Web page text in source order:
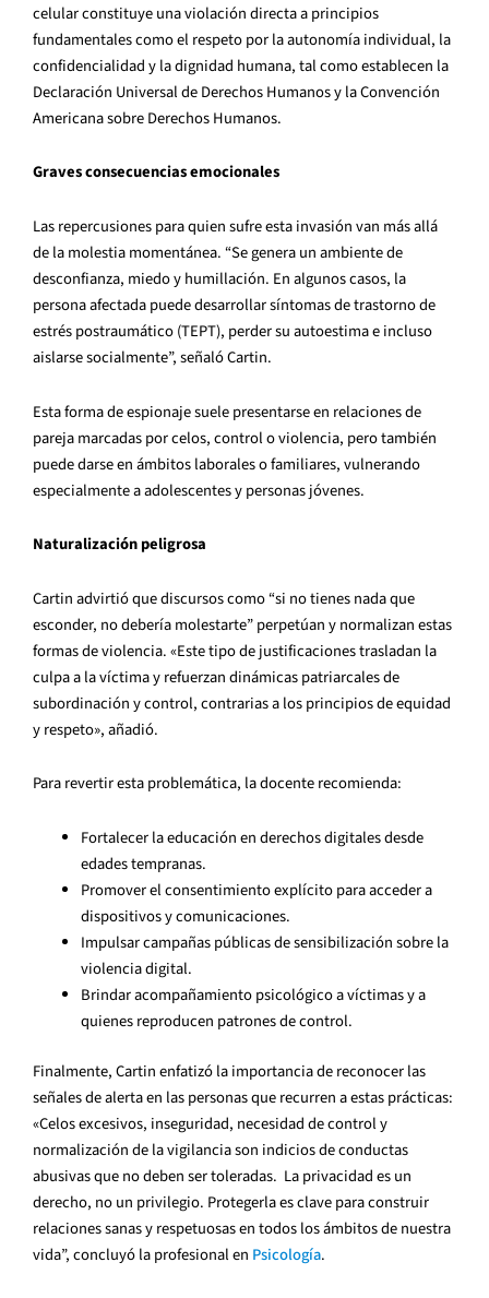
celular constituye una violación directa a principios
fundamentales como el respeto por la autonomía individual, la
confidencialidad y la dignidad humana, tal como establecen la
Declaración Universal de Derechos Humanos y la Convención
Americana sobre Derechos Humanos.
Graves consecuencias emocionales
Las repercusiones para quien sufre esta invasión van más allá
de la molestia momentánea. “Se genera un ambiente de
desconfianza, miedo y humillación. En algunos casos, la
persona afectada puede desarrollar síntomas de trastorno de
estrés postraumático (TEPT), perder su autoestima e incluso
aislarse socialmente”, señaló Cartin.
Esta forma de espionaje suele presentarse en relaciones de
pareja marcadas por celos, control o violencia, pero también
puede darse en ámbitos laborales o familiares, vulnerando
especialmente a adolescentes y personas jóvenes.
Naturalización peligrosa
Cartin advirtió que discursos como “si no tienes nada que
esconder, no debería molestarte” perpetúan y normalizan estas
formas de violencia. «Este tipo de justificaciones trasladan la
culpa a la víctima y refuerzan dinámicas patriarcales de
subordinación y control, contrarias a los principios de equidad
y respeto», añadió.
Para revertir esta problemática, la docente recomienda:
Fortalecer la educación en derechos digitales desde
edades tempranas.
Promover el consentimiento explícito para acceder a
dispositivos y comunicaciones.
Impulsar campañas públicas de sensibilización sobre la
violencia digital.
Brindar acompañamiento psicológico a víctimas y a
quienes reproducen patrones de control.
Finalmente, Cartin enfatizó la importancia de reconocer las
señales de alerta en las personas que recurren a estas prácticas:
«Celos excesivos, inseguridad, necesidad de control y
normalización de la vigilancia son indicios de conductas
abusivas que no deben ser toleradas. La privacidad es un
derecho, no un privilegio. Protegerla es clave para construir
relaciones sanas y respetuosas en todos los ámbitos de nuestra
vida”, concluyó la profesional en Psicología.